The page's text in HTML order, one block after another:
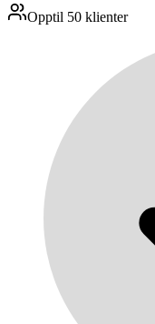
Opptil 50 klienter